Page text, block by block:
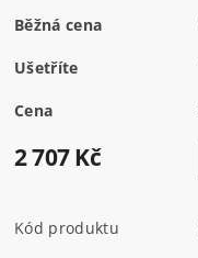
Běžná cena
Ušetříte
Cena
2 707 Kč
Kód produktu